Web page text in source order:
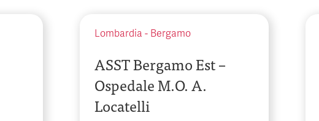
Lombardia - Bergamo
ASST Bergamo Est –
Ospedale M.O. A.
Locatelli